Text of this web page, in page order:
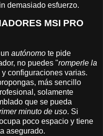
demasiado esfuerzo.
MSI PRO
autónomo te pide
no puedes "romperle la
configuraciones varias.
más sencillo
solamente
que se pueda
minuto de uso. Si
poco espacio y tiene
asegurado.